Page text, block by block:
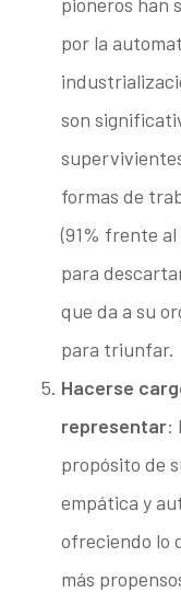
pioneros han
por la
son
formas de
(91% frente
para
que da a su
para triunfar.
Hacerse
representar:
propósito de
empática y
ofreciendo lo
más